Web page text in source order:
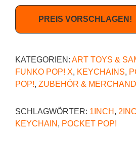
PREIS VORSCHLAGEN!
KATEGORIEN: ART TOYS &
FUNKO POP! X, KEYCHAINS,
POP!, ZUBEHÖR &
SCHLAGWÖRTER: 1INCH ,
KEYCHAIN , POCKET POP!